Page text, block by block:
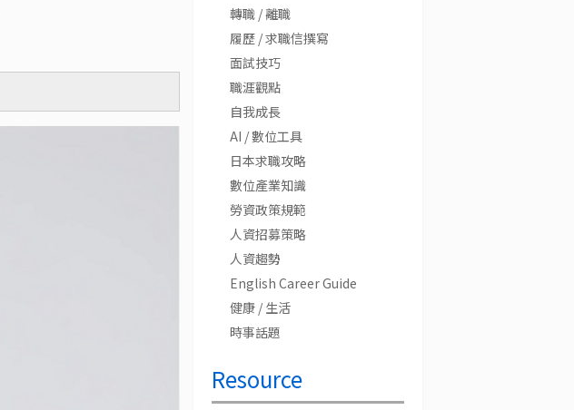
轉職 / 離職
履歷 / 求職信撰寫
面試技巧
職涯觀點
自我成長
AI / 數位工具
日本求職攻略
數位產業知識
勞資政策規範
人資招募策略
人資趨勢
English Career Guide
健康 / 生活
時事話題
Resource